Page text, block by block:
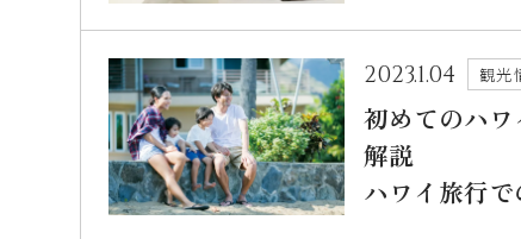
2023.1.04 観光
初めてのハ
解説
ハワイ旅行